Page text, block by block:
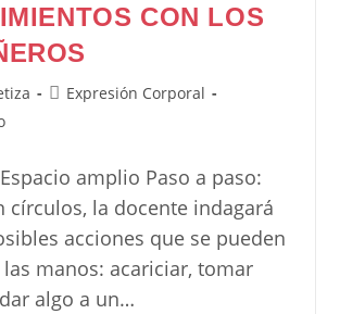
CON LOS
Categoría
Expresión Corporal
amplio Paso a paso:
círculos, la docente indagará
acciones que se pueden
manos: acariciar, tomar
algo a un…